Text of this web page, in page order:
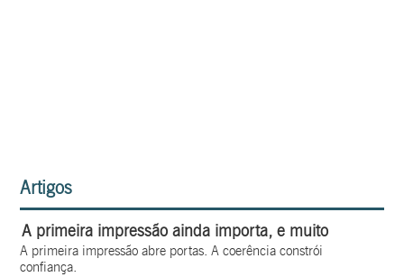
Artigos
A primeira impressão ainda importa, e muito
A primeira impressão abre portas. A coerência constrói
confiança.